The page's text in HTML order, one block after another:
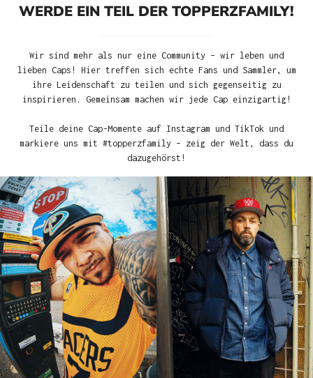
WERDE EIN TEIL DER TOPPERZFAMILY!
Wir sind mehr als nur eine Community – wir leben und
lieben Caps! Hier treffen sich echte Fans und Sammler, um
ihre Leidenschaft zu teilen und sich gegenseitig zu
inspirieren. Gemeinsam machen wir jede Cap einzigartig!
Teile deine Cap-Momente auf Instagram und TikTok und
markiere uns mit #topperzfamily – zeig der Welt, dass du
dazugehörst!